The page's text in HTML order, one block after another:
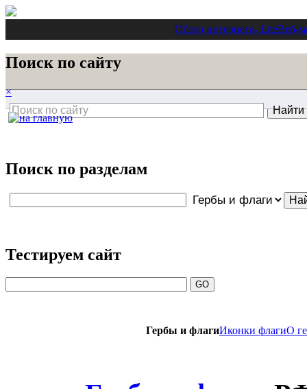
Обзор интернета- LiteВеб-
Поиск по сайту
×
Поиск по разделам
Тестируем сайт
Гербы и флагиИконки флагиO